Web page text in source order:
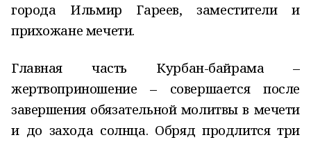
города Ильмир Гареев, заместители и
прихожане мечети.
Главная часть Курбан-байрама –
жертвоприношение – совершается после
завершения обязательной молитвы в мечети
и до захода солнца. Обряд продлится три